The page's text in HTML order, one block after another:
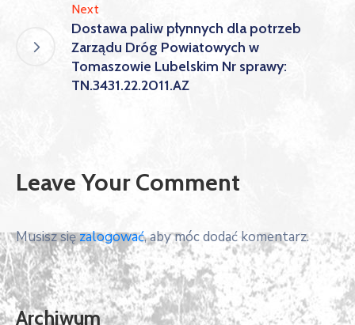
Next
Dostawa paliw płynnych dla potrzeb
Zarządu Dróg Powiatowych w
Tomaszowie Lubelskim Nr sprawy:
TN.3431.22.2011.AZ
Leave Your Comment
Musisz sięzalogować, aby móc dodać komentarz.
Archiwum